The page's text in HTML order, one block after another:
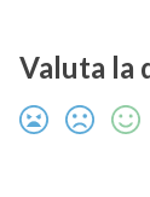
Valuta la